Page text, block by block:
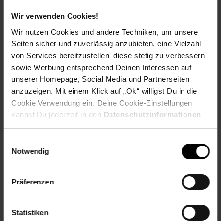
Wir verwenden Cookies!
Wir nutzen Cookies und andere Techniken, um unsere
Seiten sicher und zuverlässig anzubieten, eine Vielzahl
von Services bereitzustellen, diese stetig zu verbessern
sowie Werbung entsprechend Deinen Interessen auf
unserer Homepage, Social Media und Partnerseiten
anzuzeigen. Mit einem Klick auf „Ok“ willigst Du in die
Cookie Verwendung ein. Deine Cookie-Einstellungen
kannst Du jederzeit in den Datenschutzinformationen
ändern bzw. widerrufen.
Notwendig
Präferenzen
Statistiken
EAR_Kategorie: 5_Kleingeräte
Elektroprodukt: Ja
Kapazität in Seiten: 8000
OEM Artikelnummer: 44059107
OEM Hersteller: OKI
WEEE_Nummer: DE60366366
Wiederaufbereitet: Wiederaufbereitetes Produkt
Artikelnummer: 2260244000